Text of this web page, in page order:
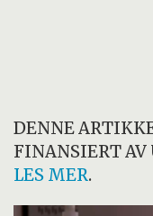
DENNE
FINANSIERT AV
LES MER.